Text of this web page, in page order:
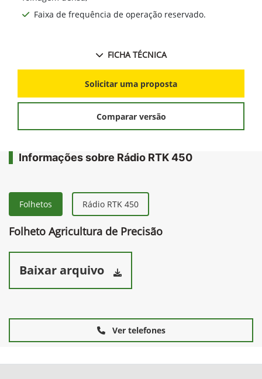
Faixa de frequência de operação reservado.
FICHA TÉCNICA
Solicitar uma proposta
Comparar versão
Informações sobre Rádio RTK 450
Folhetos Rádio RTK 450
Folheto Agricultura de Precisão
Baixar arquivo
Ver telefones